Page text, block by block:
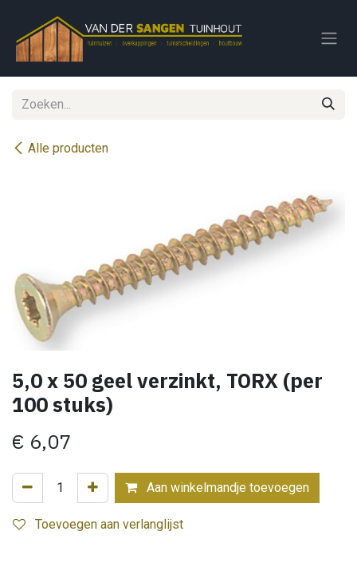
Alle producten
5,0 x 50 geel verzinkt, TORX (per
100 stuks)
€ 6,07
Aan winkelmandje toevoegen
Toevoegen aan verlanglijst